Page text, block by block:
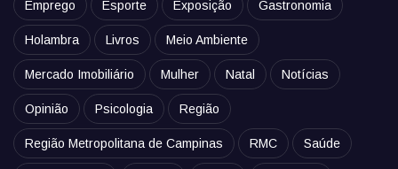
Emprego Esporte Exposição Gastronomia
Holambra Livros Meio Ambiente
Mercado Imobiliário Mulher Natal Notícias
Opinião Psicologia Região
Região Metropolitana de Campinas RMC Saúde